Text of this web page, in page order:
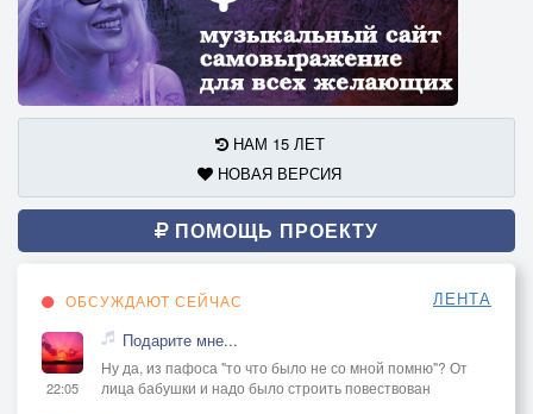
НАМ 15 ЛЕТ
НОВАЯ ВЕРСИЯ
ПОМОЩЬ ПРОЕКТУ
ОБСУЖДАЮТ СЕЙЧАС ЛЕНТА
22:05
Подарите мне...
Ну да, из пафоса "то что было не со мной помню"? От
лица бабушки и надо было строить повествован